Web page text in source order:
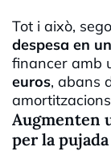
Tot i això,
despesa en
financer amb
euros, abans
Augmenten
per la